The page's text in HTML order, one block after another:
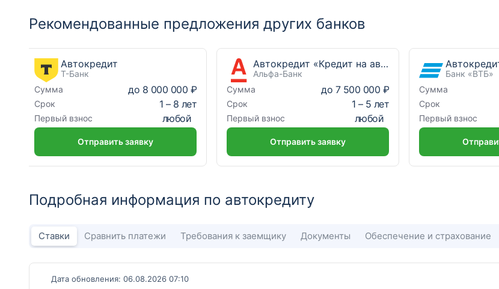
Рекомендованные предложения других банков
Автокредит
Т-Банк
Сумма
до 8 000 000 ₽
Срок 1 – 8 лет
Первый взнос любой
Отправить заявку
Автокредит «Кредит на автомобиль»
Альфа-Банк
Сумма
до 7 500 000 ₽
Срок 1 – 5 лет
Первый взнос любой
Отправить заявку
Банк «ВТБ»
Сумма
Срок
Первый взнос
Подробная информация по автокредиту
Ставки Сравнить платежи Требования к заемщику Документы Обеспечение и страхование
Дата обновления: 06.08.2026 07:10